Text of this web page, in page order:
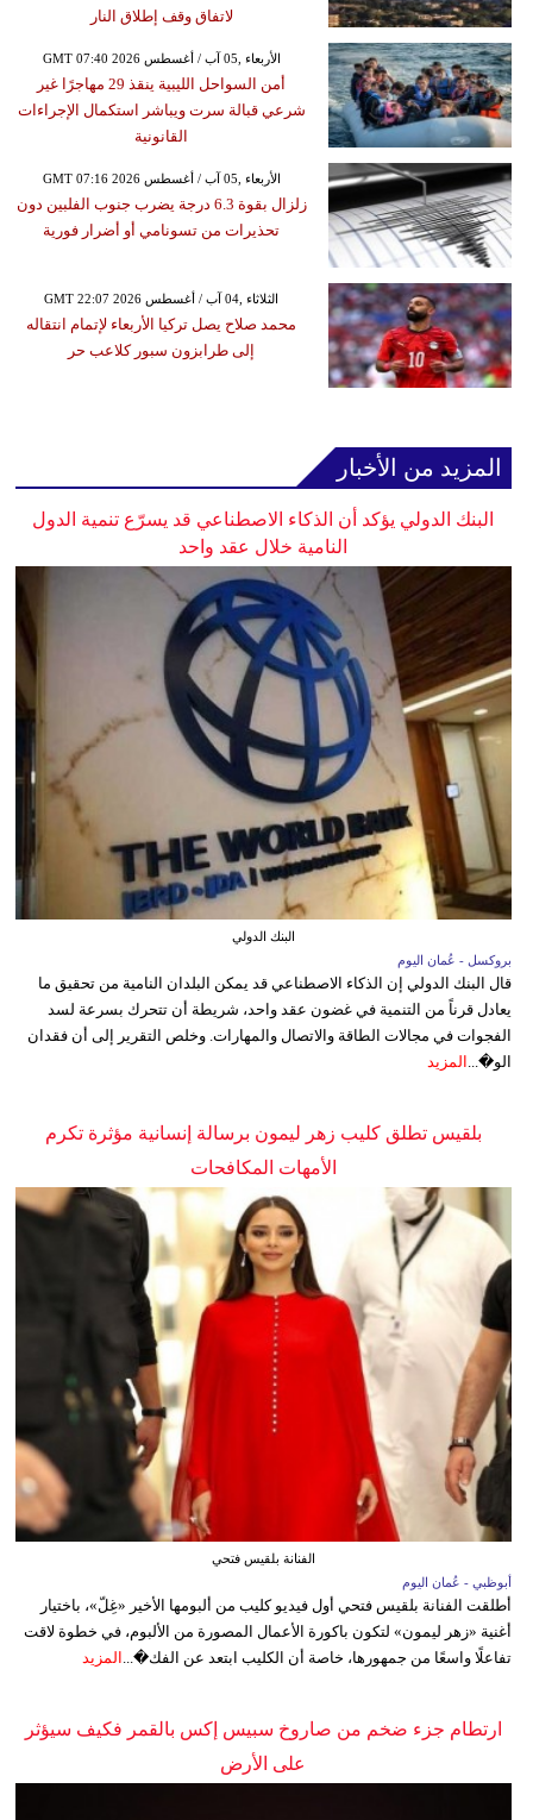
لاتفاق وقف إطلاق النار
GMT 07:40 2026 الأربعاء ,05 آب / أغسطس
أمن السواحل الليبية ينقذ 29 مهاجرًا غير
شرعي قبالة سرت ويباشر استكمال الإجراءات
القانونية
GMT 07:16 2026 الأربعاء ,05 آب / أغسطس
زلزال بقوة 6.3 درجة يضرب جنوب الفلبين دون
تحذيرات من تسونامي أو أضرار فورية
GMT 22:07 2026 الثلاثاء ,04 آب / أغسطس
محمد صلاح يصل تركيا الأربعاء لإتمام انتقاله
إلى طرابزون سبور كلاعب حر
المزيد من الأخبار
البنك الدولي يؤكد أن الذكاء الاصطناعي قد يسرّع تنمية الدول
النامية خلال عقد واحد
البنك الدولي
بروكسل - عُمان اليوم
قال البنك الدولي إن الذكاء الاصطناعي قد يمكن البلدان النامية من تحقيق ما
يعادل قرناً من التنمية في غضون عقد واحد، شريطة أن تتحرك بسرعة لسد
الفجوات في مجالات الطاقة والاتصال والمهارات. وخلص التقرير إلى أن فقدان
الو�... المزيد
بلقيس تطلق كليب زهر ليمون برسالة إنسانية مؤثرة تكرم
الأمهات المكافحات
الفنانة بلقيس فتحي
أبوظبي - عُمان اليوم
أطلقت الفنانة بلقيس فتحي أول فيديو كليب من ألبومها الأخير «غِلّ»، باختيار
أغنية «زهر ليمون» لتكون باكورة الأعمال المصورة من الألبوم، في خطوة لاقت
تفاعلًا واسعًا من جمهورها، خاصة أن الكليب ابتعد عن الفك�... المزيد
ارتطام جزء ضخم من صاروخ سبيس إكس بالقمر فكيف سيؤثر
على الأرض